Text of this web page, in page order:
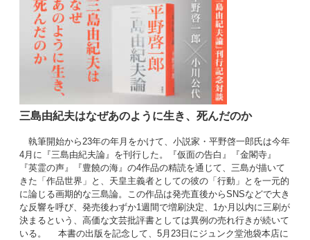
三島由紀夫はなぜあのように生き、死んだのか
執筆開始から23年の年月をかけて、小説家・平野啓一郎氏は今年
4月に『三島由紀夫論』を刊行した。『仮面の告白』『金閣寺』
『英霊の声』『豊饒の海』の4作品の精読を通じて、三島が描いて
きた「作品世界」と、天皇主義者としての彼の「行動」とを一元的
に論じる画期的な三島論。この作品は発売直後からSNSなどで大き
な反響を呼び、発売後わずか1週間で増刷決定、1か月以内に三刷が
決まるという、高価な文芸批評書としては異例の売れ行きが続いて
いる。 本書の出版を記念して、5月23日にジュンク堂池袋本店に